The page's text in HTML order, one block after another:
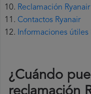
Reclamación
Contactos Ryanair
Informaciones útiles
¿Cuándo